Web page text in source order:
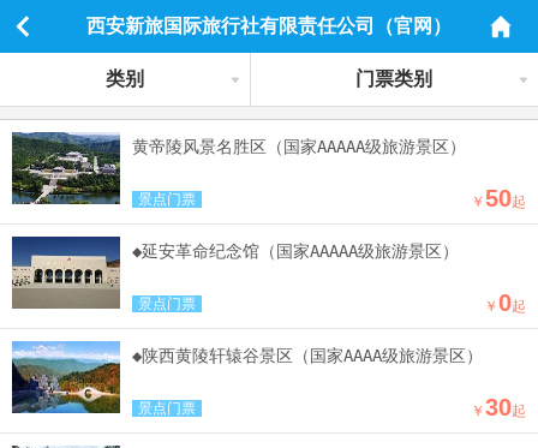
西安新旅国际旅行社有限责任公司（官网）
类别 门票类别
黄帝陵风景名胜区（国家AAAAA级旅游景区）
景点门票 ￥ 50起
◆延安革命纪念馆（国家AAAAA级旅游景区）
景点门票 ￥ 0起
◆陕西黄陵轩辕谷景区（国家AAAA级旅游景区）
景点门票 ￥ 30起